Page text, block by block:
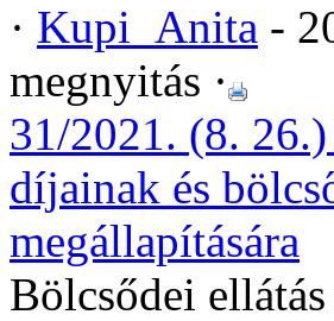
· Kupi_Anita -
megnyitás ·
31/2021. (8.
díjainak és
megállapítására
Bölcsődei